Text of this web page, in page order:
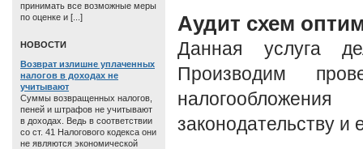
Аудит схем
Данная услуга
Производим
законодательству
принимать все возможные меры
по оценке и [...]
HОВОСТИ
Возврат излишне уплаченных
налогов в доходах не
учитывают
Суммы возвращенных налогов,
пеней и штрафов не учитывают
в доходах. Ведь в соответствии
со ст. 41 Налогового кодекса они
не являются экономической